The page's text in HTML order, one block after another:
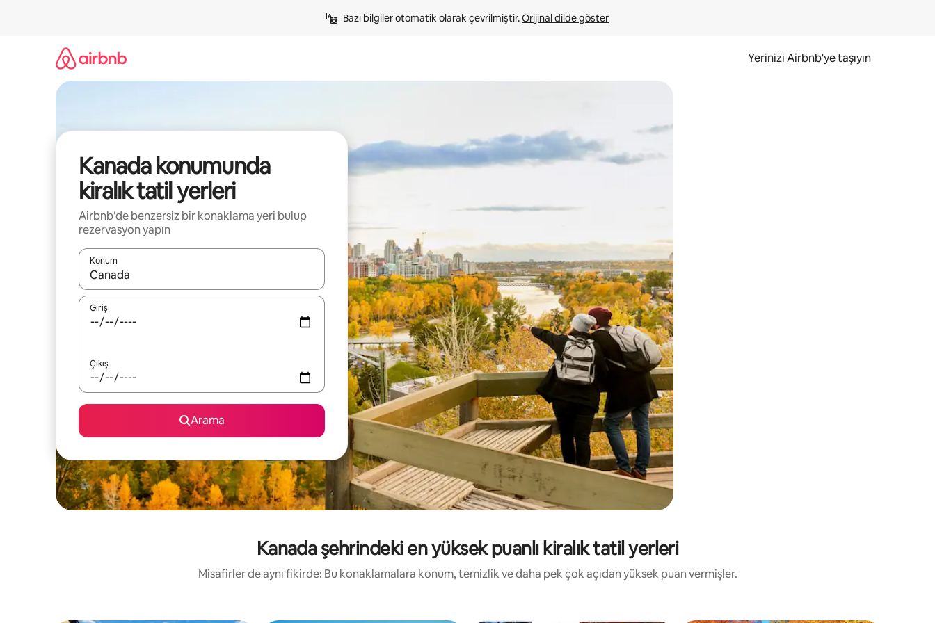
Bazı bilgiler otomatik olarak çevrilmiştir. Orijinal dilde göster
Yerinizi Airbnb'ye taşıyın
Kanada konumunda
kiralık tatil yerleri
Airbnb'de benzersiz bir konaklama yeri bulup
rezervasyon yapın
Konum
Sonuçlar kullanılabilir olduğunda yukarı ve aşağı oklarıyla gezinin veya dokunarak ya da kaydırma hareketleriyle keşfedin.
Giriş
Çıkış
Arama
Kanada şehrindeki en yüksek puanlı kiralık tatil yerleri
Misafirler de aynı fikirde: Bu konaklamalara konum, temizlik ve daha pek çok açıdan yüksek puan vermişler.